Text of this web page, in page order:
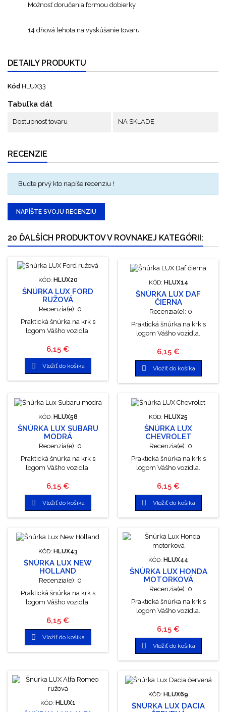
Možnosť doručenia formou dobierky
14 dňová lehota na vyskúšanie tovaru
DETAILY PRODUKTU
Kód HLUX33
Tabuľka dát
Dostupnosť tovaru NA SKLADE
RECENZIE
Buďte prvý kto napíše recenziu !
NAPÍŠTE SVOJU RECENZIU
20 ĎALŠÍCH PRODUKTOV V ROVNAKEJ KATEGÓRII:
KÓD: HLUX20
ŠNÚRKA LUX FORD
RUŽOVÁ
Recenzia(e): 0
Praktická šnúrka na krk s
logom Vášho vozidla.
Cena
6,15 €
 Vložiť do košíka
KÓD: HLUX14
ŠNÚRKA LUX DAF
ČIERNA
Recenzia(e): 0
Praktická šnúrka na krk s
logom Vášho vozidla.
Cena
6,15 €
 Vložiť do košíka
KÓD: HLUX58
ŠNÚRKA LUX SUBARU
MODRÁ
Recenzia(e): 0
Praktická šnúrka na krk s
logom Vášho vozidla.
Cena
6,15 €
 Vložiť do košíka
KÓD: HLUX25
ŠNÚRKA LUX
CHEVROLET
Recenzia(e): 0
Praktická šnúrka na krk s
logom Vášho vozidla.
Cena
6,15 €
 Vložiť do košíka
KÓD: HLUX43
ŠNÚRKA LUX NEW
HOLLAND
Recenzia(e): 0
Praktická šnúrka na krk s
logom Vášho vozidla.
Cena
6,15 €
 Vložiť do košíka
KÓD: HLUX44
ŠNÚRKA LUX HONDA
MOTORKOVÁ
Recenzia(e): 0
Praktická šnúrka na krk s
logom Vášho vozidla.
Cena
6,15 €
 Vložiť do košíka
KÓD: HLUX1
KÓD: HLUX69
ŠNÚRKA LUX DACIA